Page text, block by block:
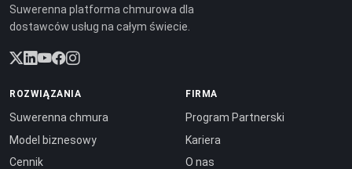
Suwerenna platforma chmurowa dla
dostawców usług na całym świecie.
ROZWIĄZANIA
Suwerenna chmura
Model biznesowy
Cennik
FIRMA
Program Partnerski
Kariera
O nas